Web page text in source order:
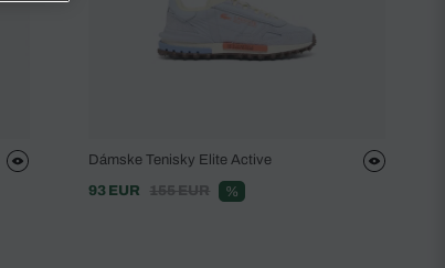
Dámske Tenisky Elite Active
93 EUR
155 EUR %